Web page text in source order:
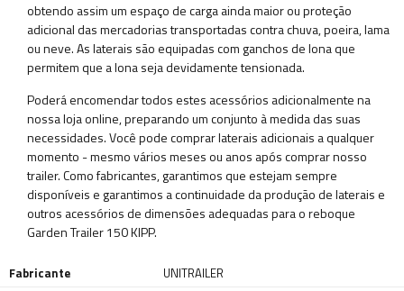
obtendo assim um espaço de carga ainda maior ou proteção
adicional das mercadorias transportadas contra chuva, poeira, lama
ou neve. As laterais são equipadas com ganchos de lona que
permitem que a lona seja devidamente tensionada.
Poderá encomendar todos estes acessórios adicionalmente na
nossa loja online, preparando um conjunto à medida das suas
necessidades. Você pode comprar laterais adicionais a qualquer
momento - mesmo vários meses ou anos após comprar nosso
trailer. Como fabricantes, garantimos que estejam sempre
disponíveis e garantimos a continuidade da produção de laterais e
outros acessórios de dimensões adequadas para o reboque
Garden Trailer 150 KIPP.
Fabricante
UNITRAILER